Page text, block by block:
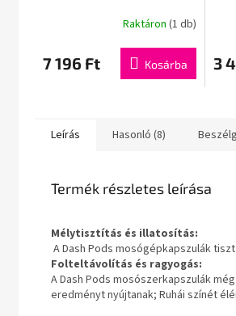
átlagos
értékelése
csillag.
Raktáron (1 db)
7 196 Ft Kosárba 3
Leírás Hasonló (8)
Termék részletes leírása
Mélytisztítás és illatosítás:
A Dash Pods mosógépkapszulák
Folteltávolítás és ragyogás:
A Dash Pods mosószerkapszulák
eredményt nyújtanak; Ruhái színét